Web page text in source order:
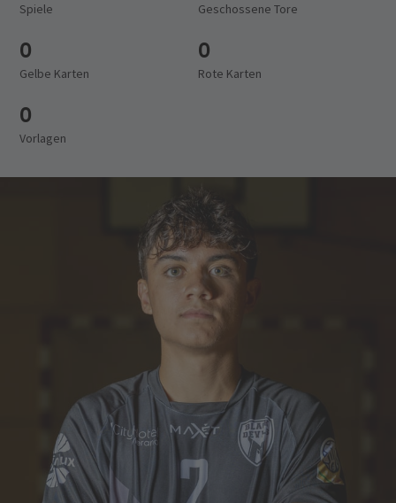
Spiele Geschossene Tore
0
Gelbe Karten
0
Rote Karten
0
Vorlagen